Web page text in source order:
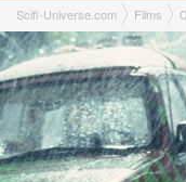
Scifi-Universe.com Films